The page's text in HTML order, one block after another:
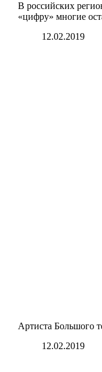
В российских
«цифру» многие
12.02.2019
Артиста Большого
12.02.2019